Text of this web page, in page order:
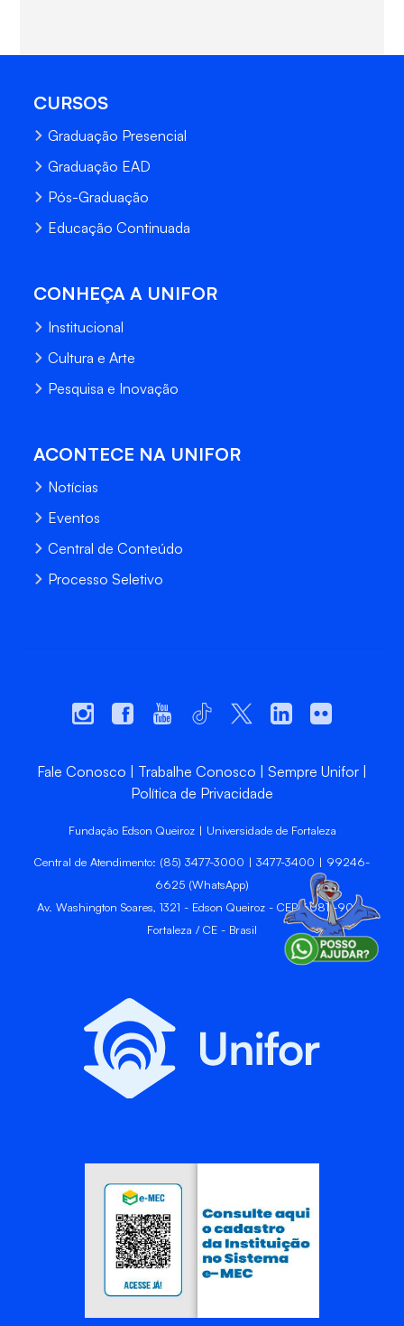
CURSOS
Graduação Presencial
Graduação EAD
Pós-Graduação
Educação Continuada
CONHEÇA A UNIFOR
Institucional
Cultura e Arte
Pesquisa e Inovação
ACONTECE NA UNIFOR
Notícias
Eventos
Central de Conteúdo
Processo Seletivo
Fale Conosco Trabalhe Conosco
Sempre Unifor
Política de Privacidade
Fundação Edson Queiroz | Universidade de Fortaleza
Central de Atendimento: (85) 3477-3000 | 3477-3400 | 99246-
6625 (WhatsApp)
Av. Washington Soares, 1321 - Edson Queiroz - CEP 60811-905 -
Fortaleza / CE - Brasil